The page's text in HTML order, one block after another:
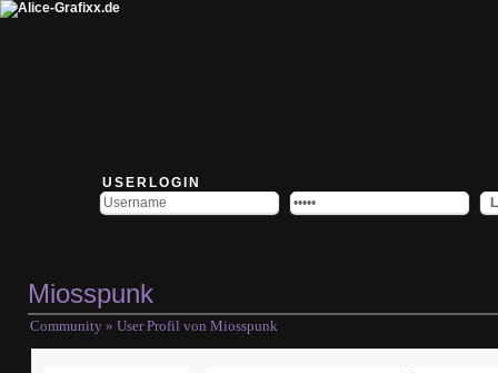
USERLOGIN
Miosspunk
Community » User Profil von Miosspunk